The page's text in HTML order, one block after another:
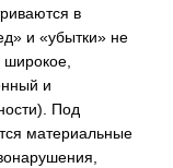
в
и «убытки» не
и
Под
материальные